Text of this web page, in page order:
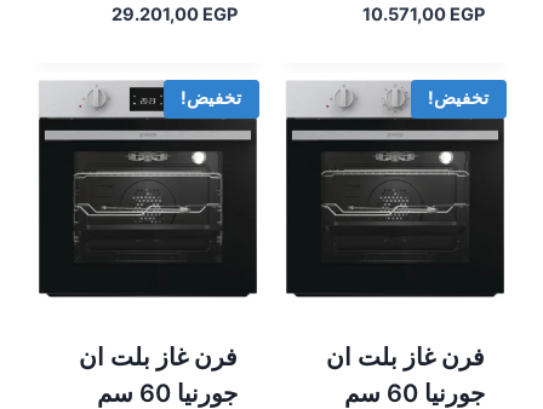
الأصلي10.571,00 EGP
السعر
10.571,00 EGP.
الأصلي29.201,00 EGP
السعر
29.201,00 EGP.
تخفيض!
فرن غاز بلت ان
جورنيا 60 سم
تخفيض!
فرن غاز بلت ان
جورنيا 60 سم